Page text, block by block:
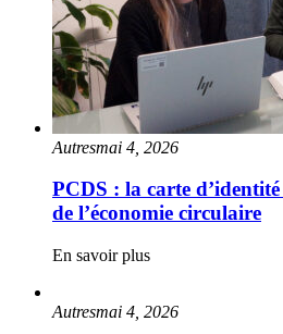
Autresmai 4, 2026
PCDS : la carte
de l’économie circulaire
En savoir plus
Autresmai 4, 2026